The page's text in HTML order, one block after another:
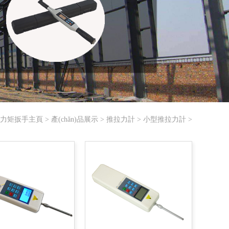
矩扳手主頁 > 產(chǎn)品展示 > 推拉力計 > 小型推拉力計 >